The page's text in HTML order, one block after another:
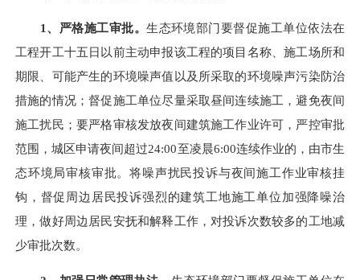
1、严格施工审批。生态环境部门要督促施工单位依法在
工程开工十五日以前主动申报该工程的项目名称、施工场所和
期限、可能产生的环境噪声值以及所采取的环境噪声污染防治
措施的情况； 督促施工单位尽量采取昼间连续施工，避免夜间
施工扰民 ； 要严格审核发放夜间建筑施工作业许可，严控审批
范围，城区申请夜间超过24:00至凌晨6:00连续作业的，由市生
态环境局审核审批。将噪声扰民投诉与夜间施工作业审核挂
钩，督促 周边居民投诉强烈的建筑工地施工单位加强降噪治
理，做好周边居民安抚和解释工作，对投诉次数较多的工地减
少审批次数。